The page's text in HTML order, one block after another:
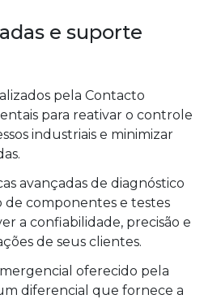
e suporte
pela Contacto
para reativar o controle
industriais e minimizar
avançadas de diagnóstico
componentes e testes
a confiabilidade, precisão e
de seus clientes.
oferecido pela
diferencial que fornece a